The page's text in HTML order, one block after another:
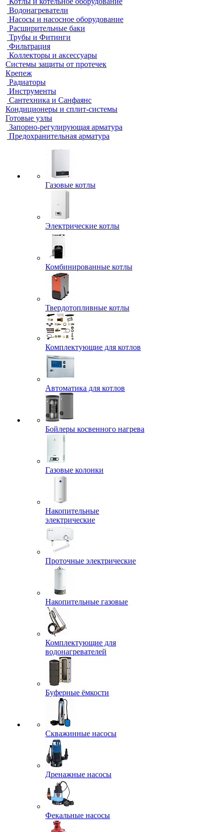
Водонагреватели
Насосы и насосное оборудование
Расширительные баки
Трубы и Фитинги
Фильтрация
Коллекторы и аксессуары
Системы защиты от протечек
Крепеж
Радиаторы
Инструменты
Сантехника и Санфаянс
Кондиционеры и сплит-системы
Готовые узлы
Запорно-регулирующая арматура
Предохранительная арматура
Газовые котлы
Электрические котлы
Комбинированные котлы
Твердотопливные котлы
Комплектующие для котлов
Автоматика для котлов
Бойлеры косвенного нагрева
Газовые колонки
Накопительные
электрические
Проточные электрические
Накопительные газовые
Комплектующие для
водонагревателей
Буферные ёмкости
Скважинные насосы
Дренажные насосы
Фекальные насосы